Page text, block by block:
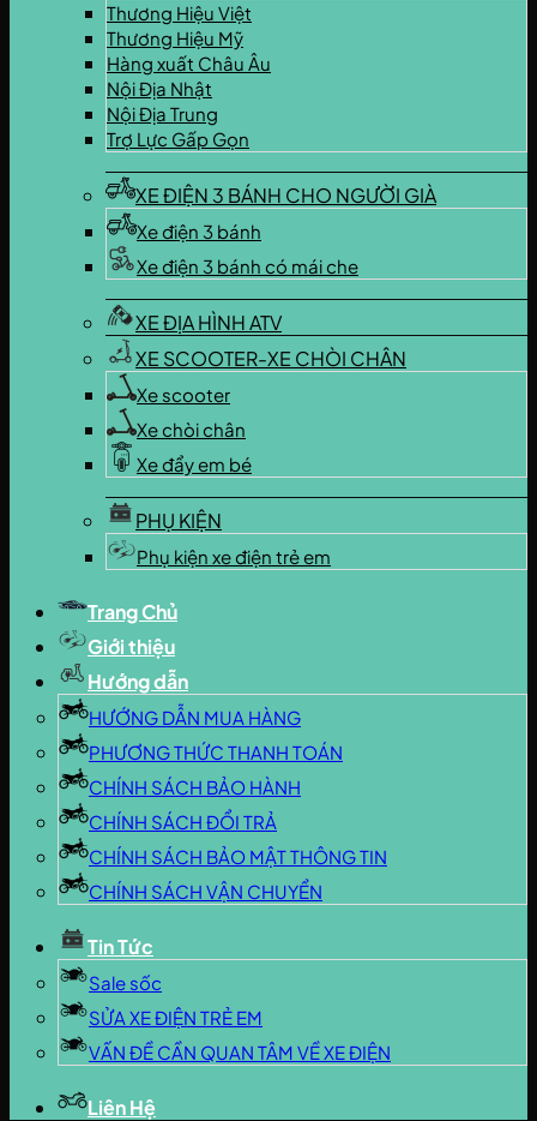
Thương Hiệu Việt
Thương Hiệu Mỹ
Hàng xuất Châu Âu
Nội Địa Nhật
Nội Địa Trung
Trợ Lực Gấp Gọn
XE ĐIỆN 3 BÁNH CHO NGƯỜI GIÀ
Xe điện 3 bánh
Xe điện 3 bánh có mái che
XE ĐỊA HÌNH ATV
XE SCOOTER-XE CHÒI CHÂN
Xe scooter
Xe chòi chân
Xe đẩy em bé
PHỤ KIỆN
Phụ kiện xe điện trẻ em
Trang Chủ
Giới thiệu
Hướng dẫn
HƯỚNG DẪN MUA HÀNG
PHƯƠNG THỨC THANH TOÁN
CHÍNH SÁCH BẢO HÀNH
CHÍNH SÁCH ĐỔI TRẢ
CHÍNH SÁCH BẢO MẬT THÔNG TIN
CHÍNH SÁCH VẬN CHUYỂN
Tin Tức
Sale sốc
SỬA XE ĐIỆN TRẺ EM
VẤN ĐỀ CẦN QUAN TÂM VỀ XE ĐIỆN
Liên Hệ